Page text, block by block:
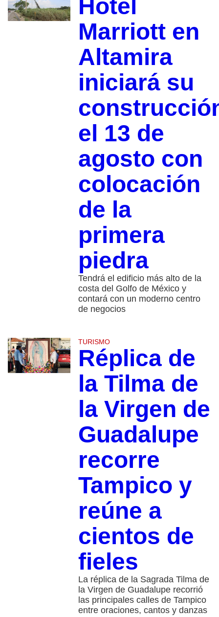
Hotel
Marriott en
Altamira
iniciará su
el 13 de
agosto con
colocación
de la
primera
piedra
Tendrá el edificio más alto de la
costa del Golfo de México y
contará con un moderno centro
de negocios
TURISMO
Réplica de
la Tilma de
la Virgen de
Guadalupe
recorre
Tampico y
reúne a
cientos de
fieles
La réplica de la Sagrada Tilma de
la Virgen de Guadalupe recorrió
las principales calles de Tampico
entre oraciones, cantos y danzas